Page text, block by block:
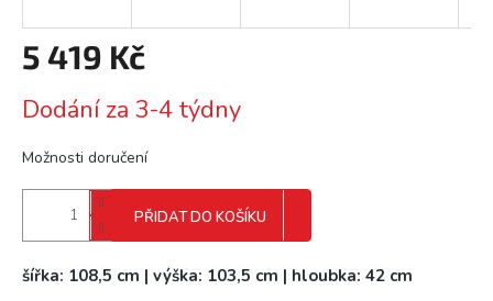
5 419 Kč
cena:
Dodání za 3-4 týdny
Možnosti doručení
PŘIDAT DO KOŠÍKU
šířka: 108,5 cm | výška: 103,5 cm | hloubka: 42 cm